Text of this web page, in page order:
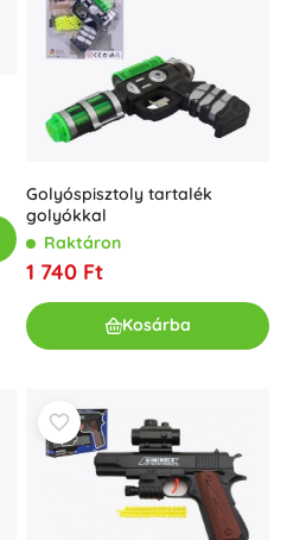
Golyóspisztoly tartalék
golyókkal
Raktáron
1 740 Ft
Kosárba